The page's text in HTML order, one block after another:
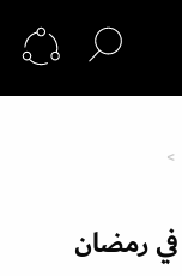
رمضان